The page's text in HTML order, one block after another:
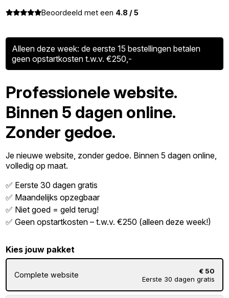
Beoordeeld met een 4.8 / 5
Alleen deze week: de eerste 15 bestellingen betalen
geen opstartkosten t.w.v. €250,-
Professionele website.
Binnen 5 dagen online.
Zonder gedoe.
Je nieuwe website, zonder gedoe. Binnen 5 dagen online,
volledig op maat.
✅ Eerste 30 dagen gratis
✅ Maandelijks opzegbaar
✅ Niet goed = geld terug!
✅ Geen opstartkosten – t.w.v. €250 (alleen deze week!)
Kies jouw pakket
Complete website
€ 50
Eerste 30 dagen gratis